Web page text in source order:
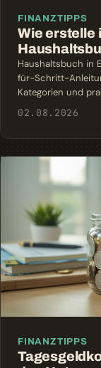
FINANZTIPPS
Wie erstelle
Haushaltsbuch in
für-Schritt-
Kategorien und
02.08.2026
FINANZTIPPS